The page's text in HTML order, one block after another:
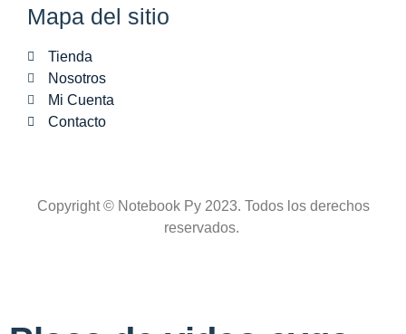
Mapa del sitio
Tienda
Nosotros
Mi Cuenta
Contacto
Copyright © Notebook Py 2023. Todos los derechos
reservados.